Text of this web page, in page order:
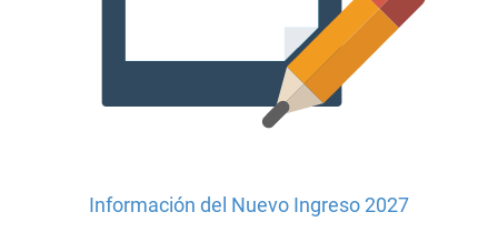
Información del Nuevo Ingreso 2027